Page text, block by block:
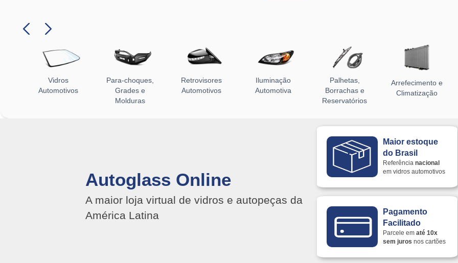
Vidros
Automotivos
Para-choques,
Grades e
Molduras
Retrovisores
Automotivos
Iluminação
Automotiva
Palhetas,
Borrachas e
Reservatórios
Arrefecimento e
Climatização
Autoglass Online
A maior loja virtual de vidros e autopeças da
América Latina
Maior estoque
do Brasil
Referência nacional
em vidros automotivos
Pagamento
Facilitado
Parcele em até 10x
sem juros nos cartões